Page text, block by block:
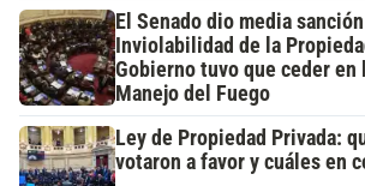
El Senado dio media
Inviolabilidad de la
Gobierno tuvo que ceder en
Manejo del Fuego
Ley de Propiedad Privada:
votaron a favor y cuáles en